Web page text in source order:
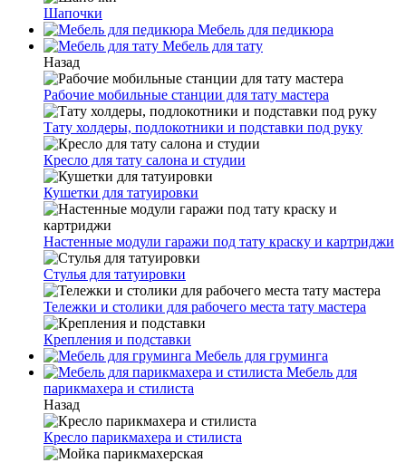
Шапочки
Мебель для педикюра
Мебель для тату
Назад
Рабочие мобильные станции для тату мастера
Тату холдеры, подлокотники и подставки под руку
Кресло для тату салона и студии
Кушетки для татуировки
Настенные модули гаражи под тату краску и картриджи
Стулья для татуировки
Тележки и столики для рабочего места тату мастера
Крепления и подставки
Мебель для груминга
Мебель для
парикмахера и стилиста
Назад
Кресло парикмахера и стилиста